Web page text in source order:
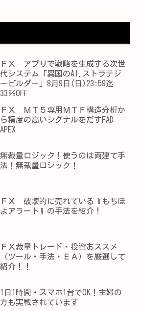
ＦＸ アプリで戦略を生成する次世
代システム「異国のAI.ストラテジ
ービルダー」8月9日(日)23:59迄
33％OFF
ＦＸ ＭＴ５専用ＭＴＦ構造分析か
ら精度の高いシグナルをだすFAD
APEX
無裁量ロジック！使うのは両建て手
法！無裁量ロジック！
ＦＸ 破壊的に売れている『もちぽ
よアラート』の手法を紹介！
ＦＸ裁量トレード・投資おススメ
（ツール・手法・ＥＡ）を厳選して
紹介！！
1日1時間・スマホ1台でOK！主婦の
方も実戦されています